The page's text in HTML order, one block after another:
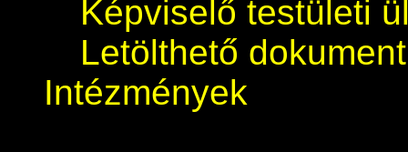
Képviselő testületi
Letölthető
Intézmények